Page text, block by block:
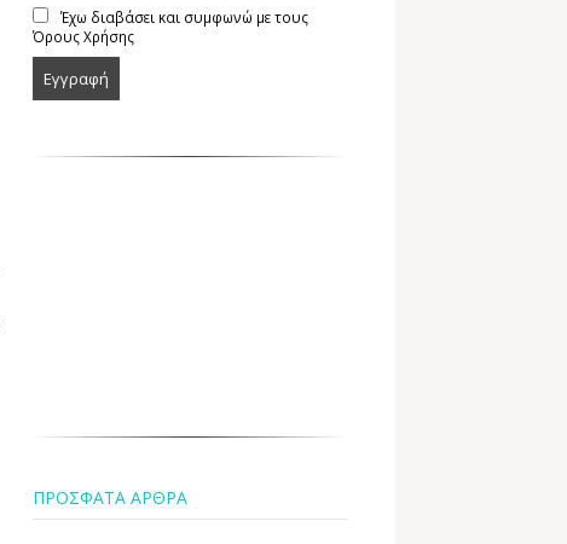
Έχω διαβάσει και συμφωνώ με τους
Όρους Χρήσης
ΠΡΟΣΦΑΤΑ ΑΡΘΡΑ